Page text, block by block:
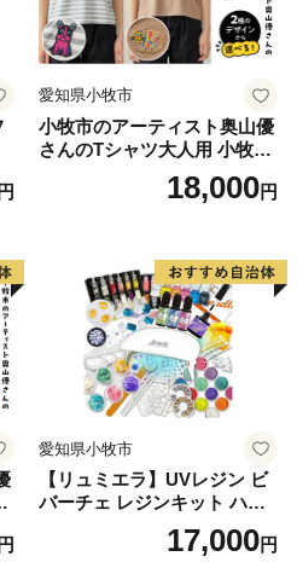
は、ご希望の方に受領証と共
須崎市緑町9−27 4F ふるさと
持ちの方は、自治体マイペー
。
になります。
を返送いただき、受理を完了
いたメールアドレス宛に受付
愛知県小牧市
小牧市のアーティスト奥山優
さんのTシャツ大人用 小牧市
18,000円
愛知県小牧市
【リュミエラ】UVレジン ビ
バーチェ レジンキット ハン
ドメイド レジンクラフト ア
クセサリーキット 手作り セ
17,000円